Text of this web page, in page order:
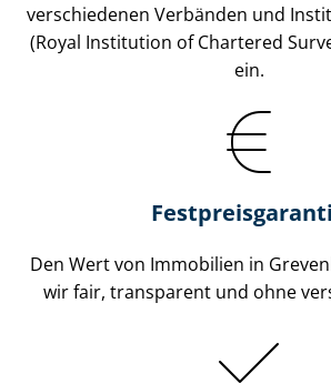
verschiedenen Verbänden und
(Royal Institution of Chartered
ein.
Den Wert von Immobilien in
wir fair, transparent und ohne